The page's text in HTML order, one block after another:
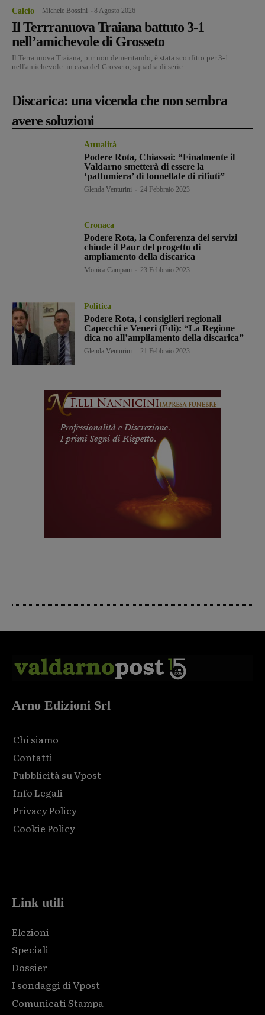
Calcio Michele Bossini 8 Agosto 2026
Il Terrranuova Traiana battuto 3-1
nell’amichevole di Grosseto
Il Terranuova Traiana, pur non demeritando, è stata sconfitto per 3-1
nell'amichevole in casa del Grosseto, squadra di serie...
Discarica: una vicenda che non sembra
avere soluzioni
Attualità
Podere Rota, Chiassai: “Finalmente il
Valdarno smetterà di essere la
‘pattumiera’ di tonnellate di rifiuti”
Glenda Venturini 24 Febbraio 2023
Cronaca
Podere Rota, la Conferenza dei servizi
chiude il Paur del progetto di
ampliamento della discarica
Monica Campani 23 Febbraio 2023
Politica
Podere Rota, i consiglieri regionali
Capecchi e Veneri (Fdi): “La Regione
dica no all’ampliamento della discarica”
Glenda Venturini 21 Febbraio 2023
Arno Edizioni Srl
Chi siamo
Contatti
Pubblicità su Vpost
Info Legali
Privacy Policy
Cookie Policy
Link utili
Elezioni
Speciali
Dossier
I sondaggi di Vpost
Comunicati Stampa